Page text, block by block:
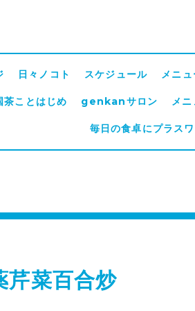
日々ノコト スケジュール メニュ
茶ことはじめ genkanサロン メ
毎日の食卓にプラス
芹菜百合炒